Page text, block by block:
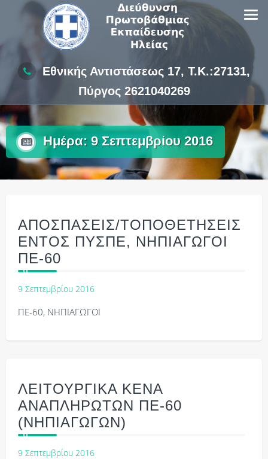
Εθνικής Αντιστάσεως 17, Τ.Κ.:27131,
Πύργος 2621040269
Ημέρα: 9 Σεπτεμβρίου 2016
ΑΠΟΣΠΑΣΕΙΣ/ΤΟΠΟΘΕΤΗΣΕΙΣ
ΕΝΤΟΣ ΠΥΣΠΕ, ΝΗΠΙΑΓΩΓΟΙ
ΠΕ-60
9 Σεπτεμβρίου 2016
ΠΕ-60, ΝΗΠΙΑΓΩΓΟΙ
ΛΕΙΤΟΥΡΓΙΚΑ ΚΕΝΑ
ΑΝΑΠΛΗΡΩΤΩΝ ΠΕ-60
(ΝΗΠΙΑΓΩΓΩΝ)
9 Σεπτεμβρίου 2016